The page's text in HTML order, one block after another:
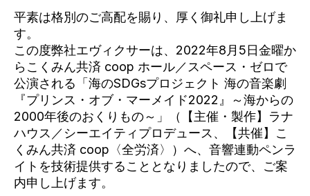
平素は格別のご高配を賜り、厚く御礼申し上げま
す。
この度弊社エヴィクサーは、2022年8月5日金曜か
らこくみん共済 coop ホール／スペース・ゼロで
公演される「海のSDGsプロジェクト 海の音楽劇
『プリンス・オブ・マーメイド2022』～海からの
2000年後のおくりもの～」（【主催・製作】ラナ
ハウス／シーエイティプロデュース、【共催】こ
くみん共済 coop〈全労済〉）へ、音響連動ペンラ
イトを技術提供することとなりましたので、ご案
内申し上げます。